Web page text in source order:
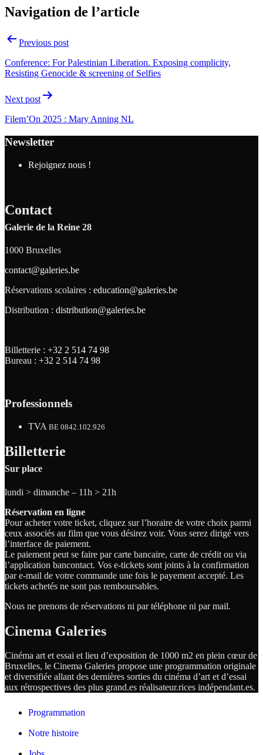
Navigation de l’article
Previous post
Conference: For Palestinian Liberation. Exposing complicity,
Resisting Genocide & screening of Selfies
Next post
Filem’On 2025 : Mary Anning NL
Newsletter
Rejoignez nous !
Contact
Galerie de la Reine 28
1000 Bruxelles
contact@galeries.be
Réservations scolaires : education@galeries.be
Distribution : distribution@galeries.be
Billetterie : +32 2 514 74 98
Bureau : +32 2 514 74 98
Professionnels
TVA BE 0842.102.926
Billetterie
Sur place
lundi > dimanche – 11h > 21h
Réservation en ligne
Pour acheter votre ticket, cliquez sur l’horaire de votre choix parmi
ceux associés au film que vous désirez voir. Vous serez dirigé vers
l’interface de paiement.
Le paiement peut se faire par carte bancaire, carte de crédit ou via
l’application bancontact. Vos e-tickets sont joints à la confirmation
par e-mail de votre commande une fois le payement accepté. Les
tickets achetés ne sont pas remboursables.
Nous ne prenons de réservations ni par téléphone ni par mail.
Cinema Galeries
Cinéma art et essai et lieu d’exposition de 1000 m2 en plein cœur de
Bruxelles, le Cinema Galeries propose une programmation originale
et diversifiée allant des dernières sorties du cinéma d’art et d’essai
aux rétrospectives des plus grand.es réalisateur.rices indépendant.es.
Programmation
Notre histoire